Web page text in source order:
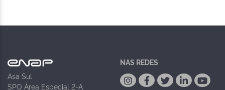
Asa Sul
SPO Área Especial 2-A
NAS REDES